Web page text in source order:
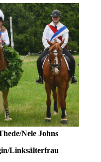
Nele Johns
Linksälterfrau